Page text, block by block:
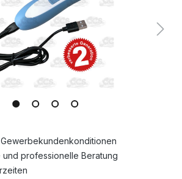
und professionelle Beratung